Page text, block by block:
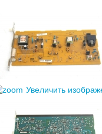
Увеличить